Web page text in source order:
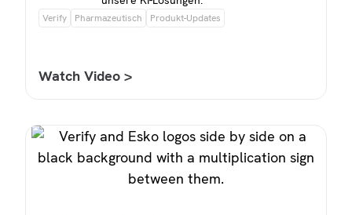
Verify Pharmazeutisch Produkt-Updates
Watch Video >